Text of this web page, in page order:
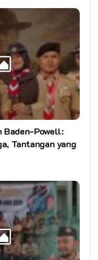
Baden-Powell:
Tantangan yang